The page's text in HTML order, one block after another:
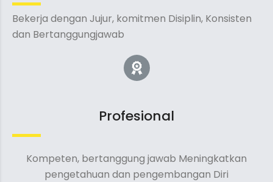
Bekerja dengan Jujur, komitmen Disiplin, Konsisten
dan Bertanggungjawab
Profesional
Kompeten, bertanggung jawab Meningkatkan
pengetahuan dan pengembangan Diri